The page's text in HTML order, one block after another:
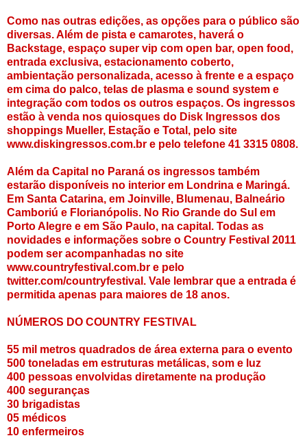
Como nas outras edições, as opções para o público são
diversas. Além de pista e camarotes, haverá o
Backstage, espaço super vip com open bar, open food,
entrada exclusiva, estacionamento coberto,
ambientação personalizada, acesso à frente e a espaço
em cima do palco, telas de plasma e sound system e
integração com todos os outros espaços. Os ingressos
estão à venda nos quiosques do Disk Ingressos dos
shoppings Mueller, Estação e Total, pelo site
www.diskingressos.com.br e pelo telefone 41 3315 0808.
Além da Capital no Paraná os ingressos também
estarão disponíveis no interior em Londrina e Maringá.
Em Santa Catarina, em Joinville, Blumenau, Balneário
Camboriú e Florianópolis. No Rio Grande do Sul em
Porto Alegre e em São Paulo, na capital. Todas as
novidades e informações sobre o Country Festival 2011
podem ser acompanhadas no site
www.countryfestival.com.br e pelo
twitter.com/countryfestival. Vale lembrar que a entrada é
permitida apenas para maiores de 18 anos.
NÚMEROS DO COUNTRY FESTIVAL
55 mil metros quadrados de área externa para o evento
500 toneladas em estruturas metálicas, som e luz
400 pessoas envolvidas diretamente na produção
400 seguranças
30 brigadistas
05 médicos
10 enfermeiros